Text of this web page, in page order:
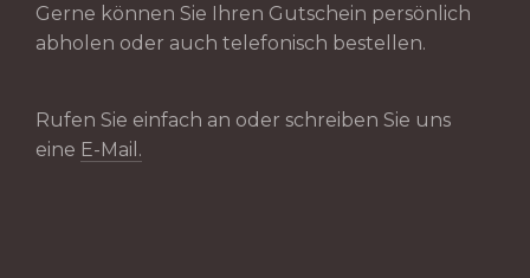
Gerne können Sie Ihren Gutschein persönlich
abholen oder auch telefonisch bestellen.
Rufen Sie einfach an oder schreiben Sie uns
eine E-Mail.